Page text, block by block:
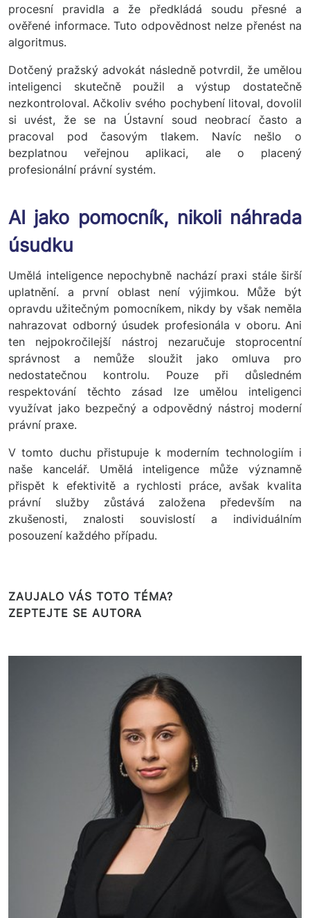
procesní pravidla a že předkládá soudu přesné a
ověřené informace. Tuto odpovědnost nelze přenést na
algoritmus.
Dotčený pražský advokát následně potvrdil, že umělou
inteligenci skutečně použil a výstup dostatečně
nezkontroloval. Ačkoliv svého pochybení litoval, dovolil
si uvést, že se na Ústavní soud neobrací často a
pracoval pod časovým tlakem. Navíc nešlo o
bezplatnou veřejnou aplikaci, ale o placený
profesionální právní systém.
AI jako pomocník, nikoli náhrada
úsudku
Umělá inteligence nepochybně nachází praxi stále širší
uplatnění. a první oblast není výjimkou. Může být
opravdu užitečným pomocníkem, nikdy by však neměla
nahrazovat odborný úsudek profesionála v oboru. Ani
ten nejpokročilejší nástroj nezaručuje stoprocentní
správnost a nemůže sloužit jako omluva pro
nedostatečnou kontrolu. Pouze při důsledném
respektování těchto zásad lze umělou inteligenci
využívat jako bezpečný a odpovědný nástroj moderní
právní praxe.
V tomto duchu přistupuje k moderním technologiím i
naše kancelář. Umělá inteligence může významně
přispět k efektivitě a rychlosti práce, avšak kvalita
právní služby zůstává založena především na
zkušenosti, znalosti souvislostí a individuálním
posouzení každého případu.
ZAUJALO VÁS TOTO TÉMA?
ZEPTEJTE SE AUTORA